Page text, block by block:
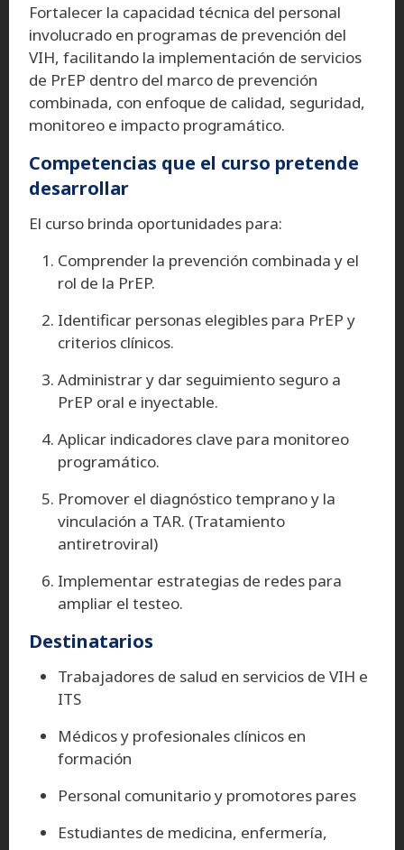
Fortalecer la capacidad técnica del personal
involucrado en programas de prevención del
VIH, facilitando la implementación de servicios
de PrEP dentro del marco de prevención
combinada, con enfoque de calidad, seguridad,
monitoreo e impacto programático.
Competencias que el curso pretende
desarrollar
El curso brinda oportunidades para:
Comprender la prevención combinada y el
rol de la PrEP.
Identificar personas elegibles para PrEP y
criterios clínicos.
Administrar y dar seguimiento seguro a
PrEP oral e inyectable.
Aplicar indicadores clave para monitoreo
programático.
Promover el diagnóstico temprano y la
vinculación a TAR. (Tratamiento
antiretroviral)
Implementar estrategias de redes para
ampliar el testeo.
Destinatarios
Trabajadores de salud en servicios de VIH e
ITS
Médicos y profesionales clínicos en
formación
Personal comunitario y promotores pares
Estudiantes de medicina, enfermería,